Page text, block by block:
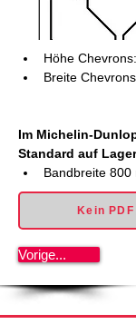
Höhe
Breite
Im Michelin-
Standard auf
Bandbreite 800
Kein
Vorige...